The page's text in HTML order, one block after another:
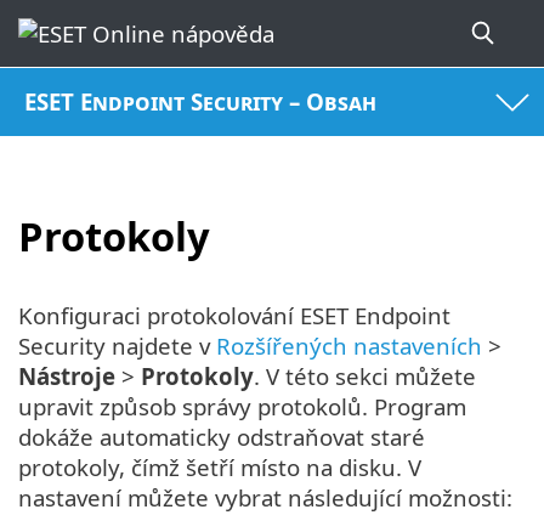
ESET Endpoint Security – Obsah
Protokoly
Konfiguraci protokolování ESET Endpoint
Security najdete v Rozšířených nastaveních >
Nástroje > Protokoly. V této sekci můžete
upravit způsob správy protokolů. Program
dokáže automaticky odstraňovat staré
protokoly, čímž šetří místo na disku. V
nastavení můžete vybrat následující možnosti: